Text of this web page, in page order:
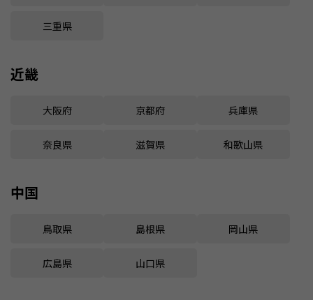
三重県
近畿
大阪府 京都府 兵庫県
奈良県 滋賀県 和歌山県
中国
鳥取県 島根県 岡山県
広島県 山口県